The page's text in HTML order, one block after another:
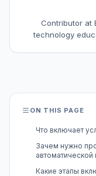
Contributor at
technology
ON THIS PAGE
Что включает
Зачем нужно
автоматической
Какие этапы